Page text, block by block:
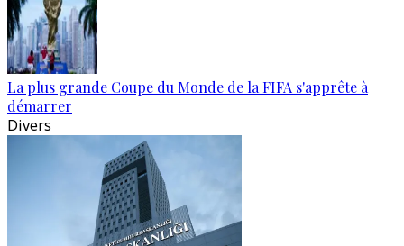
La plus grande Coupe du Monde de la FIFA s'apprête à
démarrer
Divers